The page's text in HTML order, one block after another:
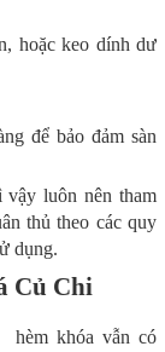
hoặc keo dính dư
để bảo đảm sàn
luôn nên tham
thủ theo các quy
dụng.
Củ Chi
hèm khóa vẫn có